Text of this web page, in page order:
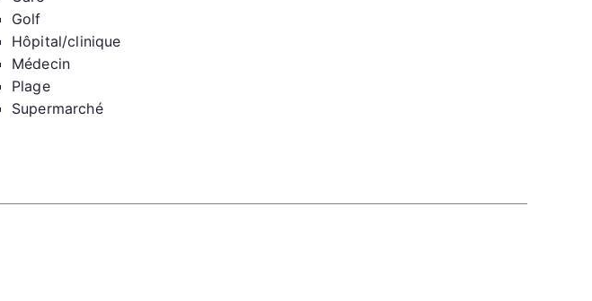
Golf
Hôpital/clinique
Médecin
Plage
Supermarché